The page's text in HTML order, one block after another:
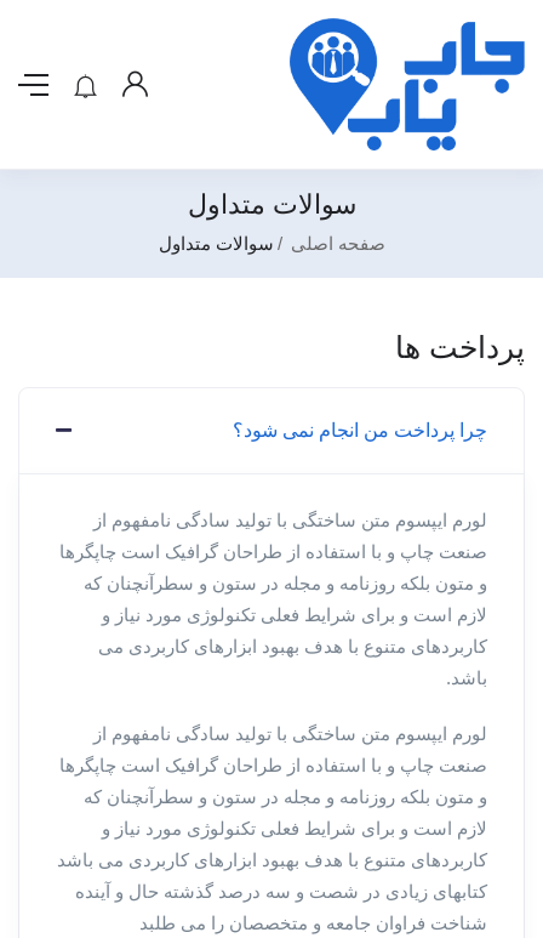
سوالات متداول
صفحه اصلی سوالات متداول
پرداخت ها
چرا پرداخت من انجام نمی شود؟
لورم ایپسوم متن ساختگی با تولید سادگی نامفهوم از
صنعت چاپ و با استفاده از طراحان گرافیک است چاپگرها
و متون بلکه روزنامه و مجله در ستون و سطرآنچنان که
لازم است و برای شرایط فعلی تکنولوژی مورد نیاز و
کاربردهای متنوع با هدف بهبود ابزارهای کاربردی می
باشد.
لورم ایپسوم متن ساختگی با تولید سادگی نامفهوم از
صنعت چاپ و با استفاده از طراحان گرافیک است چاپگرها
و متون بلکه روزنامه و مجله در ستون و سطرآنچنان که
لازم است و برای شرایط فعلی تکنولوژی مورد نیاز و
کاربردهای متنوع با هدف بهبود ابزارهای کاربردی می باشد
کتابهای زیادی در شصت و سه درصد گذشته حال و آینده
شناخت فراوان جامعه و متخصصان را می طلبد